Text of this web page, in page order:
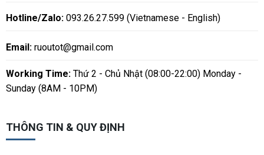
Hotline/Zalo:093.26.27.599 (Vietnamese - English)
Email: ruoutot@gmail.com
Working Time:Thứ 2 - Chủ Nhật (08:00-22:00) Monday -
Sunday (8AM - 10PM)
THÔNG TIN & QUY ĐỊNH